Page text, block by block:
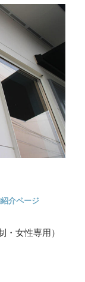
介ページ
女性専用）